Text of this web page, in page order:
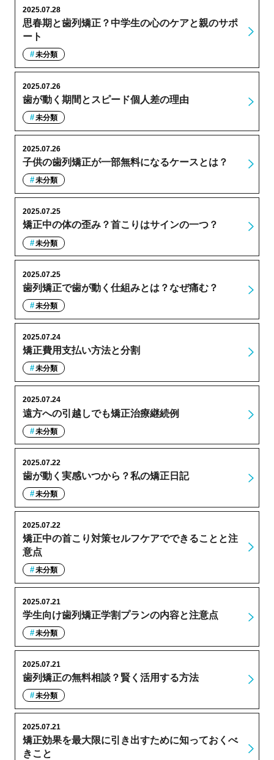
思春期と歯列矯正？中学生の心のケアと親のサポ
ート
2025.07.28
未分類
歯が動く期間とスピード個人差の理由
2025.07.26
未分類
子供の歯列矯正が一部無料になるケースとは？
2025.07.26
未分類
矯正中の体の歪み？首こりはサインの一つ？
2025.07.25
未分類
歯列矯正で歯が動く仕組みとは？なぜ痛む？
2025.07.25
未分類
矯正費用支払い方法と分割
2025.07.24
未分類
遠方への引越しでも矯正治療継続例
2025.07.24
未分類
歯が動く実感いつから？私の矯正日記
2025.07.22
未分類
矯正中の首こり対策セルフケアでできることと注
意点
2025.07.22
未分類
学生向け歯列矯正学割プランの内容と注意点
2025.07.21
未分類
歯列矯正の無料相談？賢く活用する方法
2025.07.21
未分類
矯正効果を最大限に引き出すために知っておくべ
きこと
2025.07.21